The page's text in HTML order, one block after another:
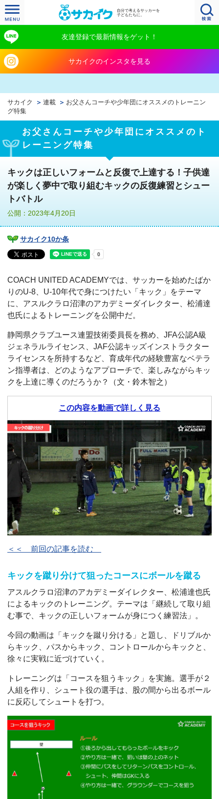
自分で考えるサッカーを
子どもたちに。
友達登録で最新情報をゲット！
サカイクのインスタを見る
サカイク 連載
お父さんコーチや少年団にオススメのトレーニン
グ特集
お父さんコーチや少年団にオススメのト
レーニング特集
キックは正しいフォームと反復で上達する！子供達
が楽しく夢中で取り組むキックの反復練習とシュー
トバトル
公開：2023年4月20日
サカイク10か条
COACH UNITED ACADEMYでは、サッカーを始めたばか
りのU-8、U-10年代で身につけたい「キック」をテーマ
に、アスルクラロ沼津のアカデミーダイレクター、松浦達
也氏によるトレーニングを公開中だ。
静岡県クラブユース連盟技術委員長を務め、JFA公認A級
ジェネラルライセンス、JAF公認キッズインストラクター
ライセンスを所持するなど、育成年代の経験豊富なベテラ
ン指導者は、どのようなアプローチで、楽しみながらキッ
クを上達に導くのだろうか？（文・鈴木智之）
この内容を動画で詳しく見る
＜＜ 前回の記事を読む
キックを蹴り分けて狙ったコースにボールを蹴る
アスルクラロ沼津のアカデミーダイレクター、松浦達也氏
によるキックのトレーニング。テーマは「継続して取り組
む事で、キックの正しいフォームが身につく練習法」。
今回の動画は「キックを蹴り分ける」と題し、ドリブルか
らキック、パスからキック、コントロールからキックと、
徐々に実戦に近づけていく。
トレーニングは「コースを狙うキック」を実施。選手が２
人組を作り、シュート役の選手は、股の間から出るボール
に反応してシュートを打つ。